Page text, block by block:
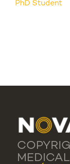
PhD Student